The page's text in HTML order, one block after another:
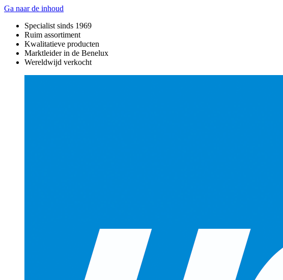
Ga naar de inhoud
Specialist sinds 1969
Ruim assortiment
Kwalitatieve producten
Marktleider in de Benelux
Wereldwijd verkocht